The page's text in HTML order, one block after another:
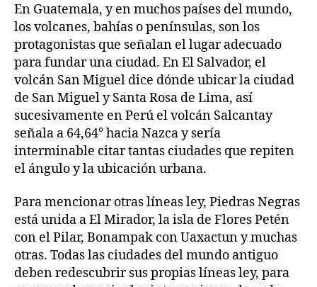
En Guatemala, y en muchos países del mundo,
los volcanes, bahías o penínsulas, son los
protagonistas que señalan el lugar adecuado
para fundar una ciudad. En El Salvador, el
volcán San Miguel dice dónde ubicar la ciudad
de San Miguel y Santa Rosa de Lima, así
sucesivamente en Perú el volcán Salcantay
señala a 64,64° hacia Nazca y sería
interminable citar tantas ciudades que repiten
el ángulo y la ubicación urbana.
Para mencionar otras líneas ley, Piedras Negras
está unida a El Mirador, la isla de Flores Petén
con el Pilar, Bonampak con Uaxactun y muchas
otras. Todas las ciudades del mundo antiguo
deben redescubrir sus propias líneas ley, para